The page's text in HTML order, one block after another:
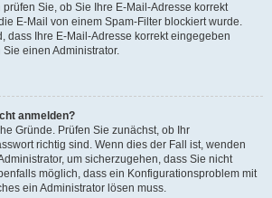
Sie, ob Sie Ihre E-Mail-Adresse korrekt
E-Mail von einem Spam-Filter blockiert wurde.
dass Ihre E-Mail-Adresse korrekt eingegeben
einen Administrator.
anmelden?
Gründe. Prüfen Sie zunächst, ob Ihr
richtig sind. Wenn dies der Fall ist, wenden
um sicherzugehen, dass Sie nicht
möglich, dass ein Konfigurationsproblem mit
ein Administrator lösen muss.